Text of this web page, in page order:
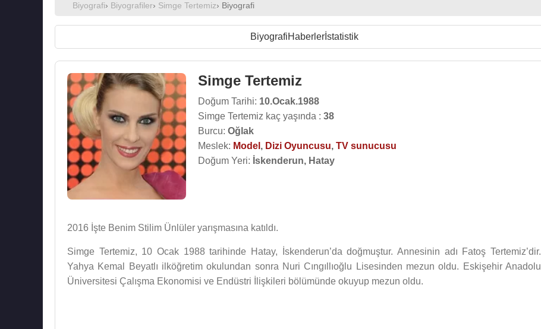
Biyografi› Biyografiler› Simge Tertemiz› Biyografi
BiyografiHaberlerİstatistik
Simge Tertemiz
Doğum Tarihi: 10.Ocak.1988
Simge Tertemiz kaç yaşında : 38
Burcu: Oğlak
Meslek: Model , Dizi Oyuncusu, TV sunucusu
Doğum Yeri: İskenderun, Hatay
2016 İşte Benim Stilim Ünlüler yarışmasına katıldı.
Simge Tertemiz, 10 Ocak 1988 tarihinde Hatay, İskenderun’da doğmuştur. Annesinin adı Fatoş Tertemiz’dir.
Yahya Kemal Beyatlı ilköğretim okulundan sonra Nuri Cıngıllıoğlu Lisesinden mezun oldu. Eskişehir Anadolu
Üniversitesi Çalışma Ekonomisi ve Endüstri İlişkileri bölümünde okuyup mezun oldu.